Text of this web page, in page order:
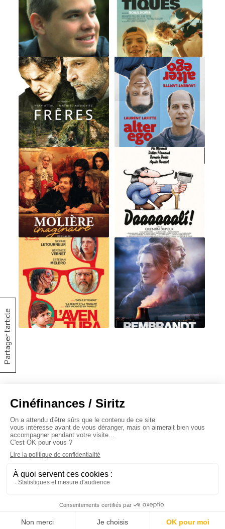
Partager l'article
À propos
Baromètres
Cinéscoop
Éditorial
Le Carrefour
Siritz © 2020 -